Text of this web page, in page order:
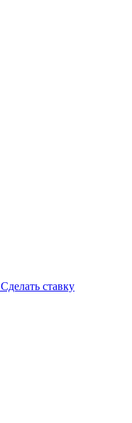
Сделать ставку